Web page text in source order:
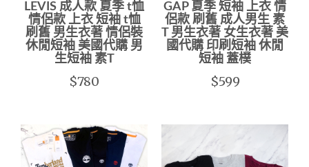
LEVIS 成人款 夏季 t恤
情侶款 上衣 短袖 t恤
刷舊 男生衣著 情侶裝
休閒短袖 美國代購 男
生短袖 素T
$780
GAP 夏季 短袖 上衣 情
侶款 刷舊 成人男生 素
T 男生衣著 女生衣著 美
國代購 印刷短袖 休閒
短袖 蓋樸
$599